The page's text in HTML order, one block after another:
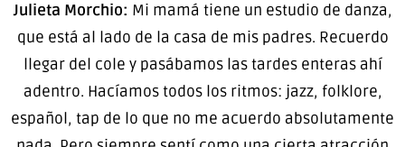
Julieta Morchio: Mi mamá tiene un estudio de danza,
que está al lado de la casa de mis padres. Recuerdo
llegar del cole y pasábamos las tardes enteras ahí
adentro. Hacíamos todos los ritmos: jazz, folklore,
español, tap de lo que no me acuerdo absolutamente